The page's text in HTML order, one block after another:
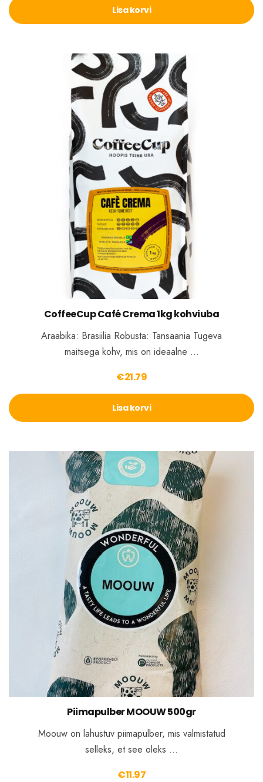
Lisa korvi
CoffeeCup Café Crema 1kg kohviuba
Araabika: Brasiilia Robusta: Tansaania Tugeva
maitsega kohv, mis on ideaalne …
€21.79
Lisa korvi
Piimapulber MOOUW 500gr
Moouw on lahustuv piimapulber, mis valmistatud
selleks, et see oleks …
€11.97